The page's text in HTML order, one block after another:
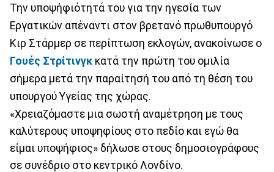
Την υποψήφιότητά του για την ηγεσία των
Εργατικών απέναντι στον βρετανό πρωθυπουργό
Κιρ Στάρμερ σε περίπτωση εκλογών, ανακοίνωσε ο
Γουές Στρίτινγκ κατά την πρώτη του ομιλία
σήμερα μετά την παραίτησή του από τη θέση του
υπουργού Υγείας της χώρας.
«Χρειαζόμαστε μια σωστή αναμέτρηση με τους
καλύτερους υποψηφίους στο πεδίο και εγώ θα
είμαι υποψήφιος» δήλωσε στους δημοσιογράφους
σε συνέδριο στο κεντρικό Λονδίνο.